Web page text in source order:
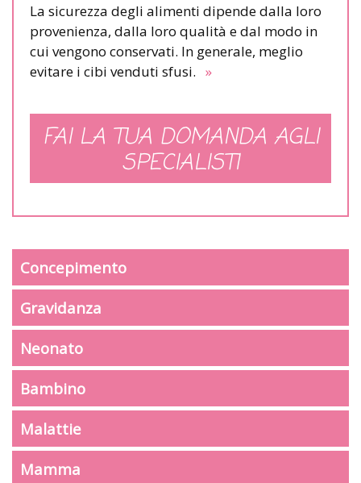
La sicurezza degli alimenti dipende dalla loro
provenienza, dalla loro qualità e dal modo in
cui vengono conservati. In generale, meglio
evitare i cibi venduti sfusi. »
FAI LA TUA DOMANDA AGLI
SPECIALISTI
Concepimento
Gravidanza
Neonato
Bambino
Malattie
Mamma